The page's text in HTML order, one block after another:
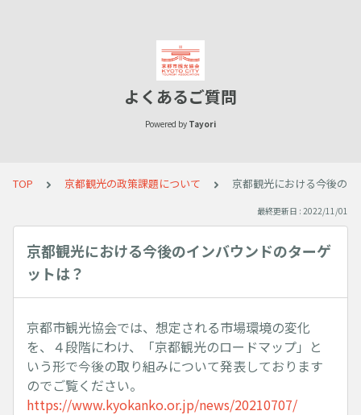
よくあるご質問
Powered by Tayori
TOP 京都観光の政策課題について 京都観光における今後の
最終更新日 : 2022/11/01
京都観光における今後のインバウンドのターゲ
ットは？
京都市観光協会では、想定される市場環境の変化
を、４段階にわけ、「京都観光のロードマップ」と
いう形で今後の取り組みについて発表しております
のでご覧ください。
https://www.kyokanko.or.jp/news/20210707/